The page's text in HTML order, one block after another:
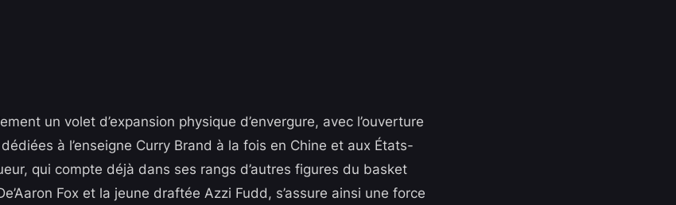
un volet d’expansion physique d’envergure, avec l’ouverture
à l’enseigne Curry Brand à la fois en Chine et aux États-
qui compte déjà dans ses rangs d’autres figures du basket
Fox et la jeune draftée Azzi Fudd, s’assure ainsi une force